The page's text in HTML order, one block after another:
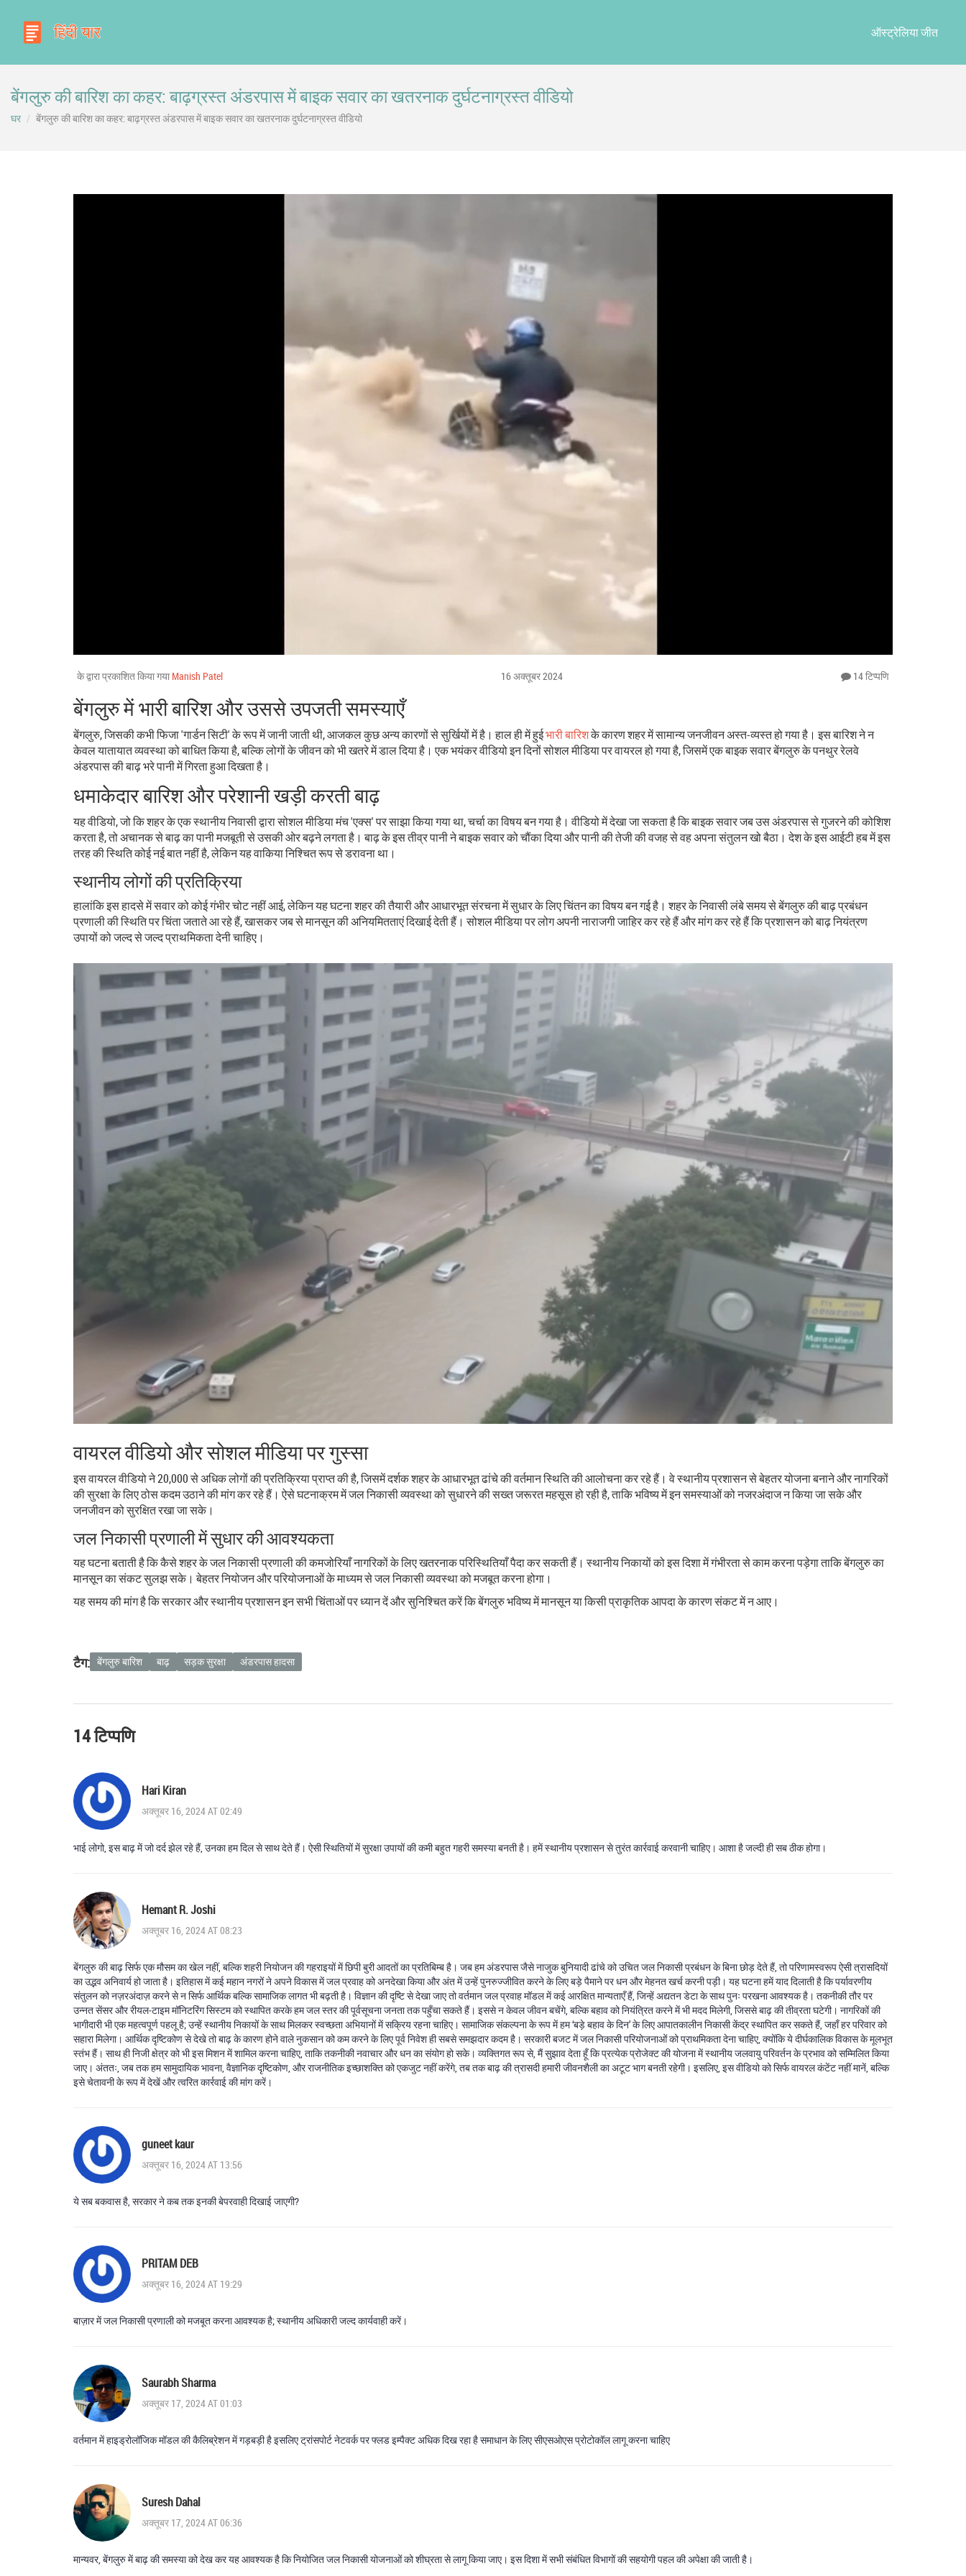
ऑस्ट्रेलिया जीत
बेंगलुरु की बारिश का कहर: बाढ़ग्रस्त अंडरपास में बाइक सवार का खतरनाक दुर्घटनाग्रस्त वीडियो
घर बेंगलुरु की बारिश का कहर: बाढ़ग्रस्त अंडरपास में बाइक सवार का खतरनाक दुर्घटनाग्रस्त वीडियो
के द्वारा प्रकाशित किया गया Manish Patel 16 अक्तूबर 2024 14 टिप्पणि
बेंगलुरु में भारी बारिश और उससे उपजती समस्याएँ
बेंगलुरु, जिसकी कभी फिजा 'गार्डन सिटी' के रूप में जानी जाती थी, आजकल कुछ अन्य कारणों से सुर्खियों में है। हाल ही में हुईभारी बारिशके कारण शहर में सामान्य जनजीवन अस्त-व्यस्त हो गया है। इस बारिश ने न
केवल यातायात व्यवस्था को बाधित किया है, बल्कि लोगों के जीवन को भी खतरे में डाल दिया है। एक भयंकर वीडियो इन दिनों सोशल मीडिया पर वायरल हो गया है, जिसमें एक बाइक सवार बेंगलुरु के पनथुर रेलवे
अंडरपास की बाढ़ भरे पानी में गिरता हुआ दिखता है।
धमाकेदार बारिश और परेशानी खड़ी करती बाढ़
यह वीडियो, जो कि शहर के एक स्थानीय निवासी द्वारा सोशल मीडिया मंच 'एक्स' पर साझा किया गया था, चर्चा का विषय बन गया है। वीडियो में देखा जा सकता है कि बाइक सवार जब उस अंडरपास से गुजरने की कोशिश
करता है, तो अचानक से बाढ़ का पानी मजबूती से उसकी ओर बढ़ने लगता है। बाढ़ के इस तीव्र पानी ने बाइक सवार को चौंका दिया और पानी की तेजी की वजह से वह अपना संतुलन खो बैठा। देश के इस आईटी हब में इस
तरह की स्थिति कोई नई बात नहीं है, लेकिन यह वाकिया निश्चित रूप से डरावना था।
स्थानीय लोगों की प्रतिक्रिया
हालांकि इस हादसे में सवार को कोई गंभीर चोट नहीं आई, लेकिन यह घटना शहर की तैयारी और आधारभूत संरचना में सुधार के लिए चिंतन का विषय बन गई है। शहर के निवासी लंबे समय से बेंगलुरु की बाढ़ प्रबंधन
प्रणाली की स्थिति पर चिंता जताते आ रहे हैं, खासकर जब से मानसून की अनियमितताएं दिखाई देती हैं। सोशल मीडिया पर लोग अपनी नाराजगी जाहिर कर रहे हैं और मांग कर रहे हैं कि प्रशासन को बाढ़ नियंत्रण
उपायों को जल्द से जल्द प्राथमिकता देनी चाहिए।
वायरल वीडियो और सोशल मीडिया पर गुस्सा
इस वायरल वीडियो ने 20,000 से अधिक लोगों की प्रतिक्रिया प्राप्त की है, जिसमें दर्शक शहर के आधारभूत ढांचे की वर्तमान स्थिति की आलोचना कर रहे हैं। वे स्थानीय प्रशासन से बेहतर योजना बनाने और नागरिकों
की सुरक्षा के लिए ठोस कदम उठाने की मांग कर रहे हैं। ऐसे घटनाक्रम में जल निकासी व्यवस्था को सुधारने की सख्त जरूरत महसूस हो रही है, ताकि भविष्य में इन समस्याओं को नजरअंदाज न किया जा सके और
जनजीवन को सुरक्षित रखा जा सके।
जल निकासी प्रणाली में सुधार की आवश्यकता
यह घटना बताती है कि कैसे शहर के जल निकासी प्रणाली की कमजोरियाँ नागरिकों के लिए खतरनाक परिस्थितियाँ पैदा कर सकती हैं। स्थानीय निकायों को इस दिशा में गंभीरता से काम करना पड़ेगा ताकि बेंगलुरु का
मानसून का संकट सुलझ सके। बेहतर नियोजन और परियोजनाओं के माध्यम से जल निकासी व्यवस्था को मजबूत करना होगा।
यह समय की मांग है कि सरकार और स्थानीय प्रशासन इन सभी चिंताओं पर ध्यान दें और सुनिश्चित करें कि बेंगलुरु भविष्य में मानसून या किसी प्राकृतिक आपदा के कारण संकट में न आए।
टैग: बेंगलुरु बारिश बाढ़ सड़क सुरक्षा अंडरपास हादसा
14 टिप्पणि
Hari Kiran
अक्तूबर 16, 2024 AT 02:49
भाई लोगो, इस बाढ़ में जो दर्द झेल रहे हैं, उनका हम दिल से साथ देते हैं। ऐसी स्थितियों में सुरक्षा उपायों की कमी बहुत गहरी समस्या बनती है। हमें स्थानीय प्रशासन से तुरंत कार्रवाई करवानी चाहिए। आशा है जल्दी ही सब ठीक होगा।
Hemant R. Joshi
अक्तूबर 16, 2024 AT 08:23
बेंगलुरु की बाढ़ सिर्फ एक मौसम का खेल नहीं, बल्कि शहरी नियोजन की गहराइयों में छिपी बुरी आदतों का प्रतिबिम्ब है। जब हम अंडरपास जैसे नाजुक बुनियादी ढांचे को उचित जल निकासी प्रबंधन के बिना छोड़ देते हैं, तो परिणामस्वरूप ऐसी त्रासदियों
का उद्भव अनिवार्य हो जाता है। इतिहास में कई महान नगरों ने अपने विकास में जल प्रवाह को अनदेखा किया और अंत में उन्हें पुनरुज्जीवित करने के लिए बड़े पैमाने पर धन और मेहनत खर्च करनी पड़ी। यह घटना हमें याद दिलाती है कि पर्यावरणीय
संतुलन को नज़रअंदाज़ करने से न सिर्फ आर्थिक बल्कि सामाजिक लागत भी बढ़ती है। विज्ञान की दृष्टि से देखा जाए तो वर्तमान जल प्रवाह मॉडल में कई आरक्षित मान्यताएँ हैं, जिन्हें अद्यतन डेटा के साथ पुनः परखना आवश्यक है। तकनीकी तौर पर
उन्नत सेंसर और रीयल‑टाइम मॉनिटरिंग सिस्टम को स्थापित करके हम जल स्तर की पूर्वसूचना जनता तक पहुँचा सकते हैं। इससे न केवल जीवन बचेंगे, बल्कि बहाव को नियंत्रित करने में भी मदद मिलेगी, जिससे बाढ़ की तीव्रता घटेगी। नागरिकों की
भागीदारी भी एक महत्वपूर्ण पहलू है; उन्हें स्थानीय निकायों के साथ मिलकर स्वच्छता अभियानों में सक्रिय रहना चाहिए। सामाजिक संकल्पना के रूप में हम ‘बड़े बहाव के दिन’ के लिए आपातकालीन निकासी केंद्र स्थापित कर सकते हैं, जहाँ हर परिवार को
सहारा मिलेगा। आर्थिक दृष्टिकोण से देखे तो बाढ़ के कारण होने वाले नुकसान को कम करने के लिए पूर्व निवेश ही सबसे समझदार कदम है। सरकारी बजट में जल निकासी परियोजनाओं को प्राथमिकता देना चाहिए, क्योंकि ये दीर्घकालिक विकास के मूलभूत
स्तंभ हैं। साथ ही निजी क्षेत्र को भी इस मिशन में शामिल करना चाहिए, ताकि तकनीकी नवाचार और धन का संयोग हो सके। व्यक्तिगत रूप से, मैं सुझाव देता हूँ कि प्रत्येक प्रोजेक्ट की योजना में स्थानीय जलवायु परिवर्तन के प्रभाव को सम्मिलित किया
जाए। अंततः, जब तक हम सामुदायिक भावना, वैज्ञानिक दृष्टिकोण, और राजनीतिक इच्छाशक्ति को एकजुट नहीं करेंगे, तब तक बाढ़ की त्रासदी हमारी जीवनशैली का अटूट भाग बनती रहेगी। इसलिए, इस वीडियो को सिर्फ वायरल कंटेंट नहीं मानें, बल्कि
इसे चेतावनी के रूप में देखें और त्वरित कार्रवाई की मांग करें।
guneet kaur
अक्तूबर 16, 2024 AT 13:56
ये सब बकवास है, सरकार ने कब तक इनकी बेपरवाही दिखाई जाएगी?
PRITAM DEB
अक्तूबर 16, 2024 AT 19:29
बाज़ार में जल निकासी प्रणाली को मजबूत करना आवश्यक है; स्थानीय अधिकारी जल्द कार्यवाही करें।
Saurabh Sharma
अक्तूबर 17, 2024 AT 01:03
वर्तमान में हाइड्रोलॉजिक मॉडल की कैलिब्रेशन में गड़बड़ी है इसलिए ट्रांसपोर्ट नेटवर्क पर फ्लड इम्पैक्ट अधिक दिख रहा है समाधान के लिए सीएसओएस प्रोटोकॉल लागू करना चाहिए
Suresh Dahal
अक्तूबर 17, 2024 AT 06:36
मान्यवर, बेंगलुरु में बाढ़ की समस्या को देख कर यह आवश्यक है कि नियोजित जल निकासी योजनाओं को शीघ्रता से लागू किया जाए। इस दिशा में सभी संबंधित विभागों की सहयोगी पहल की अपेक्षा की जाती है।